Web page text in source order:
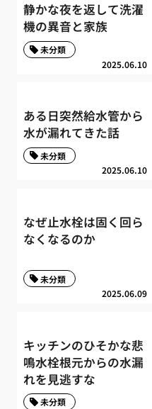
静かな夜を返して洗濯
機の異音と家族
2025.06.10
未分類
ある日突然給水管から
水が漏れてきた話
2025.06.10
未分類
なぜ止水栓は固く回ら
なくなるのか
2025.06.09
未分類
キッチンのひそかな悲
鳴水栓根元からの水漏
れを見逃すな
未分類